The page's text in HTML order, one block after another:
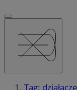
Tag: